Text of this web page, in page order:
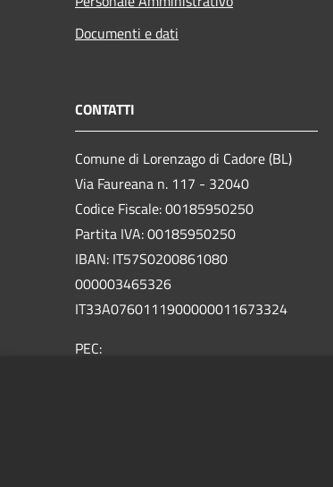
Documenti e dati
CONTATTI
Comune di Lorenzago di Cadore (BL)
Via Faureana n. 117 - 32040
Codice Fiscale: 00185950250
Partita IVA: 00185950250
IBAN: IT57S0200861080
000003465326
IT33A0760111900000011673324
PEC: